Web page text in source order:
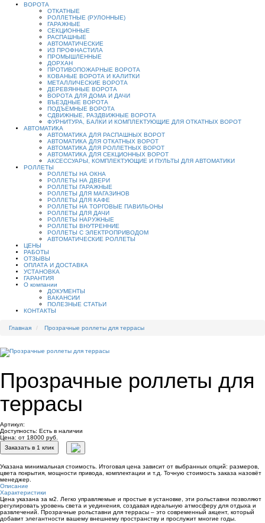
ВОРОТА
ОТКАТНЫЕ
РОЛЛЕТНЫЕ (РУЛОННЫЕ)
ГАРАЖНЫЕ
СЕКЦИОННЫЕ
РАСПАШНЫЕ
АВТОМАТИЧЕСКИЕ
ИЗ ПРОФНАСТИЛА
ПРОМЫШЛЕННЫЕ
ДОРХАН
ПРОТИВОПОЖАРНЫЕ ВОРОТА
КОВАНЫЕ ВОРОТА И КАЛИТКИ
МЕТАЛЛИЧЕСКИЕ ВОРОТА
ДЕРЕВЯННЫЕ ВОРОТА
ВОРОТА ДЛЯ ДОМА И ДАЧИ
ВЪЕЗДНЫЕ ВОРОТА
ПОДЪЕМНЫЕ ВОРОТА
СДВИЖНЫЕ, РАЗДВИЖНЫЕ ВОРОТА
ФУРНИТУРА, БАЛКИ И КОМПЛЕКТУЮЩИЕ ДЛЯ ОТКАТНЫХ ВОРОТ
АВТОМАТИКА
АВТОМАТИКА ДЛЯ РАСПАШНЫХ ВОРОТ
АВТОМАТИКА ДЛЯ ОТКАТНЫХ ВОРОТ
АВТОМАТИКА ДЛЯ РОЛЛЕТНЫХ ВОРОТ
АВТОМАТИКА ДЛЯ СЕКЦИОННЫХ ВОРОТ
АКСЕССУАРЫ, КОМПЛЕКТУЮЩИЕ И ПУЛЬТЫ ДЛЯ АВТОМАТИКИ
РОЛЛЕТЫ
РОЛЛЕТЫ НА ОКНА
РОЛЛЕТЫ НА ДВЕРИ
РОЛЛЕТЫ ГАРАЖНЫЕ
РОЛЛЕТЫ ДЛЯ МАГАЗИНОВ
РОЛЛЕТЫ ДЛЯ КАФЕ
РОЛЛЕТЫ НА ТОРГОВЫЕ ПАВИЛЬОНЫ
РОЛЛЕТЫ ДЛЯ ДАЧИ
РОЛЛЕТЫ НАРУЖНЫЕ
РОЛЛЕТЫ ВНУТРЕННИЕ
РОЛЛЕТЫ С ЭЛЕКТРОПРИВОДОМ
АВТОМАТИЧЕСКИЕ РОЛЛЕТЫ
ЦЕНЫ
РАБОТЫ
ОТЗЫВЫ
ОПЛАТА И ДОСТАВКА
УСТАНОВКА
ГАРАНТИЯ
О компании
ДОКУМЕНТЫ
ВАКАНСИИ
ПОЛЕЗНЫЕ СТАТЬИ
КОНТАКТЫ
Главная Прозрачные роллеты для террасы
Прозрачные роллеты для
террасы
Артикул:
Доступность: Есть в наличии
Цена: от 18000 руб.
Заказать в 1 клик
Указана минимальная стоимость. Итоговая цена зависит от выбранных опций: размеров,
цвета покрытия, мощности привода, комплектации и т.д. Точную стоимость заказа назовёт
менеджер.
Описание
Характеристики
Цена указана за м2. Легко управляемые и простые в установке, эти рольставни позволяют
регулировать уровень света и уединения, создавая идеальную атмосферу для отдыха и
развлечений. Прозрачные рольставни для террасы – это современный акцент, который
добавит элегантности вашему внешнему пространству и прослужит многие годы.